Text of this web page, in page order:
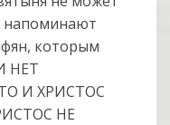
напоминают
которым
НЕТ
И ХРИСТОС
НЕ